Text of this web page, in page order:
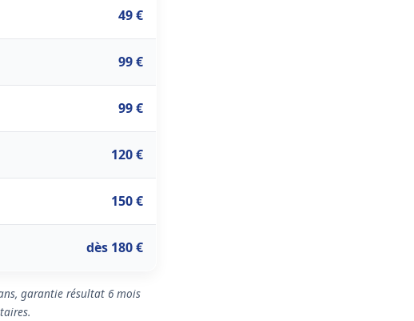
49 €
99 €
99 €
120 €
150 €
dès 180 €
garantie résultat 6 mois